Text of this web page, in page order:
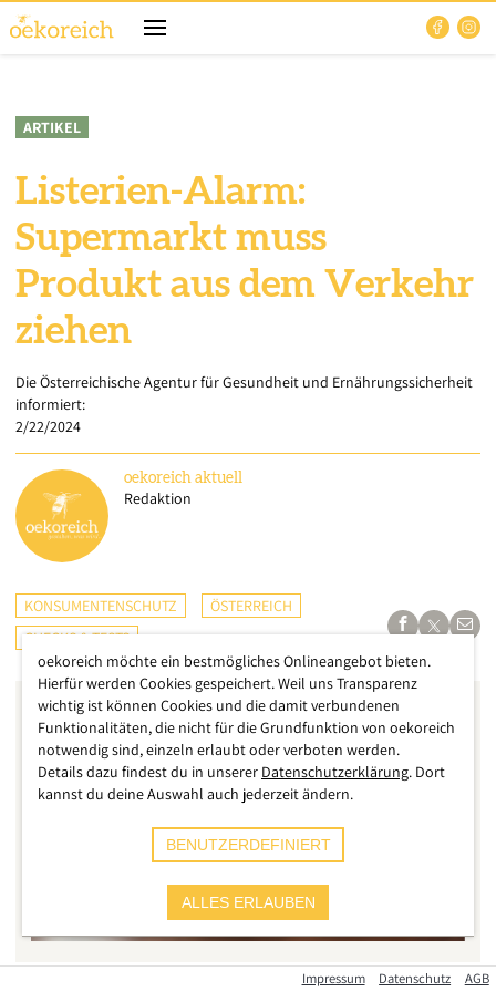
ARTIKEL
Listerien-Alarm:
Supermarkt muss
Produkt aus dem Verkehr
ziehen
Die Österreichische Agentur für Gesundheit und Ernährungssicherheit
informiert:
2/22/2024
oekoreich aktuell
Redaktion
KONSUMENTENSCHUTZ
ÖSTERREICH
CHECKS & TESTS
Impressum Datenschutz AGB
oekoreich möchte ein bestmögliches Onlineangebot bieten.
Hierfür werden Cookies gespeichert. Weil uns Transparenz
wichtig ist können Cookies und die damit verbundenen
Funktionalitäten, die nicht für die Grundfunktion von oekoreich
notwendig sind, einzeln erlaubt oder verboten werden.
Details dazu findest du in unserer Datenschutzerklärung. Dort
kannst du deine Auswahl auch jederzeit ändern.
BENUTZERDEFINIERT
ALLES ERLAUBEN